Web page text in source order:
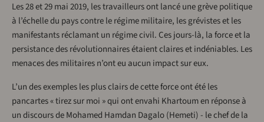
Les 28 et 29 mai 2019, les travailleurs ont lancé une grève politique
à l’échelle du pays contre le régime militaire, les grévistes et les
manifestants réclamant un régime civil. Ces jours-là, la force et la
persistance des révolutionnaires étaient claires et indéniables. Les
menaces des militaires n’ont eu aucun impact sur eux.
L’un des exemples les plus clairs de cette force ont été les
pancartes « tirez sur moi » qui ont envahi Khartoum en réponse à
un discours de Mohamed Hamdan Dagalo (Hemeti) - le chef de la